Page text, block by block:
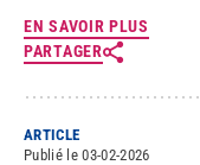
EN SAVOIR PLUS
PARTAGER
ARTICLE
Publié le 03-02-2026